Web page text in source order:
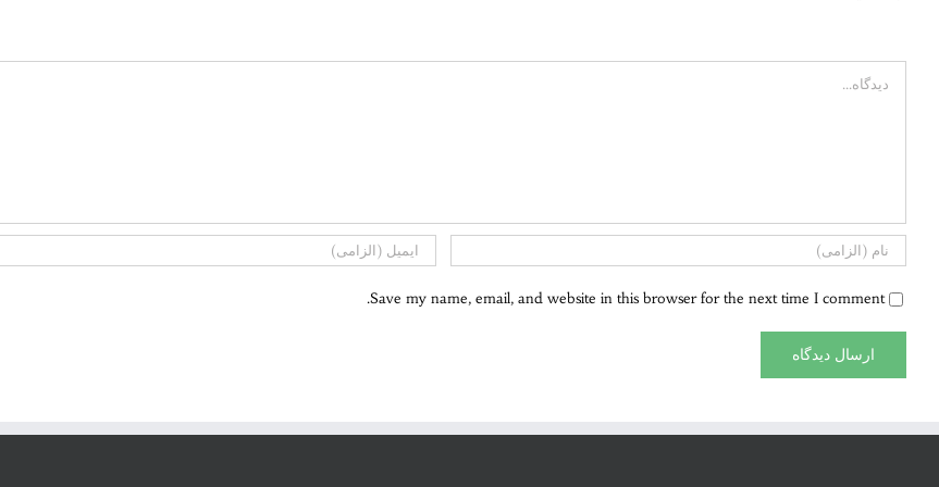
Save my name, email, and website in this browser for the next time I comment.